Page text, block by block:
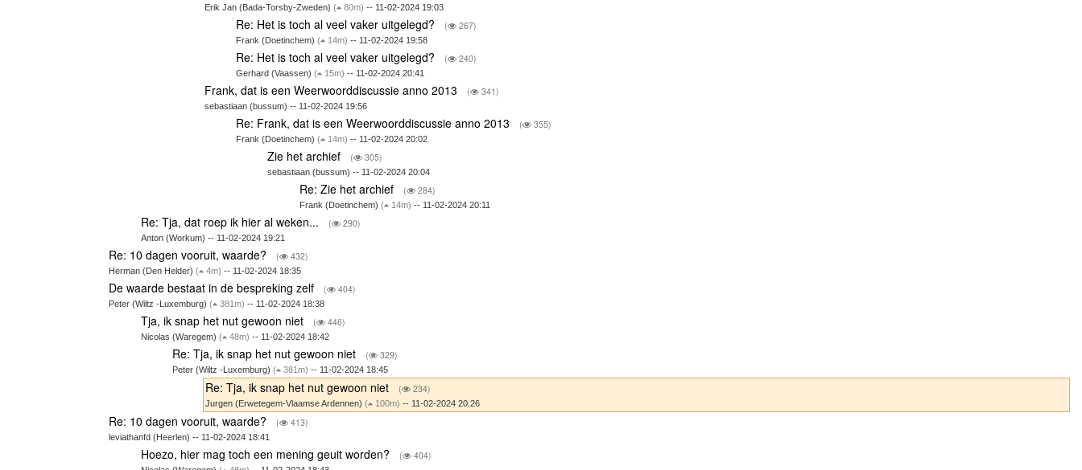
Erik Jan (Bada-Torsby-Zweden) ( 80m) -- 11-02-2024 19:03
Re: Het is toch al veel vaker uitgelegd? ( 267)
Frank (Doetinchem) ( 14m) -- 11-02-2024 19:58
Re: Het is toch al veel vaker uitgelegd? ( 240)
Gerhard (Vaassen) ( 15m) -- 11-02-2024 20:41
Frank, dat is een Weerwoorddiscussie anno 2013 ( 341)
sebastiaan (bussum) -- 11-02-2024 19:56
Re: Frank, dat is een Weerwoorddiscussie anno 2013 ( 355)
Frank (Doetinchem) ( 14m) -- 11-02-2024 20:02
Zie het archief ( 305)
sebastiaan (bussum) -- 11-02-2024 20:04
Re: Zie het archief ( 284)
Frank (Doetinchem) ( 14m) -- 11-02-2024 20:11
Re: Tja, dat roep ik hier al weken... ( 290)
Anton (Workum) -- 11-02-2024 19:21
Re: 10 dagen vooruit, waarde? ( 432)
Herman (Den Helder)( 4m) -- 11-02-2024 18:35
De waarde bestaat in de bespreking zelf ( 404)
Peter (Wiltz -Luxemburg)( 381m) -- 11-02-2024 18:38
Tja, ik snap het nut gewoon niet ( 446)
Nicolas (Waregem) ( 48m) -- 11-02-2024 18:42
Re: Tja, ik snap het nut gewoon niet ( 329)
Peter (Wiltz -Luxemburg)( 381m) -- 11-02-2024 18:45
Re: Tja, ik snap het nut gewoon niet ( 234)
Jurgen (Erwetegem-Vlaamse Ardennen) ( 100m) -- 11-02-2024 20:26
Re: 10 dagen vooruit, waarde? ( 413)
leviathanfd (Heerlen) -- 11-02-2024 18:41
Hoezo, hier mag toch een mening geuit worden? ( 404)